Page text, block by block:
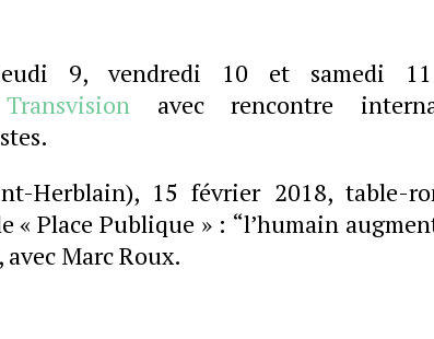
9, vendredi 10 et samedi 11
Transvision avec rencontre
Herblain), 15 février 2018, table-
« Place Publique » : “l’humain
Marc Roux.